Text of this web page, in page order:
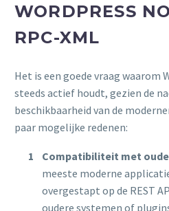
WORDPRESS
RPC-XML
Het is een goede vraag waarom
steeds actief houdt, gezien de
beschikbaarheid van de
paar mogelijke redenen:
Compatibiliteit met
meeste moderne
overgestapt op de REST
oudere systemen of